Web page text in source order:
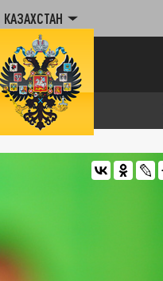
КАЗАХСТАН